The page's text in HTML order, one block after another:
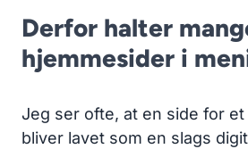
Derfor halter
hjemmesider i
Jeg ser ofte, at en side for
bliver lavet som en slags